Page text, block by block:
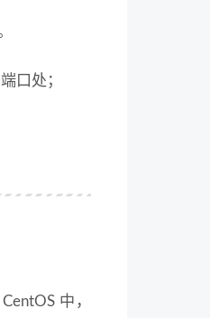
口处；
中，